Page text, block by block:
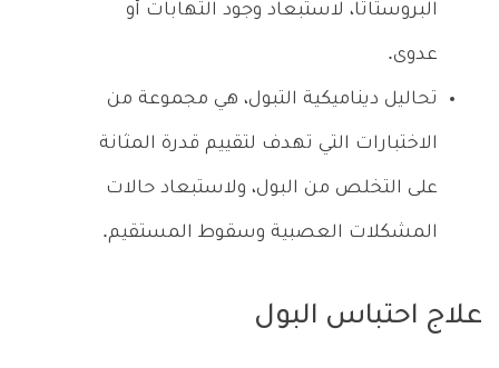
البروستاتا، لاستبعاد وجود التهابات أو
عدوى.
تحاليل ديناميكية التبول، هي مجموعة من
الاختبارات التي تهدف لتقييم قدرة المثانة
على التخلص من البول، ولاستبعاد حالات
المشكلات العصبية وسقوط المستقيم.
علاج احتباس البول